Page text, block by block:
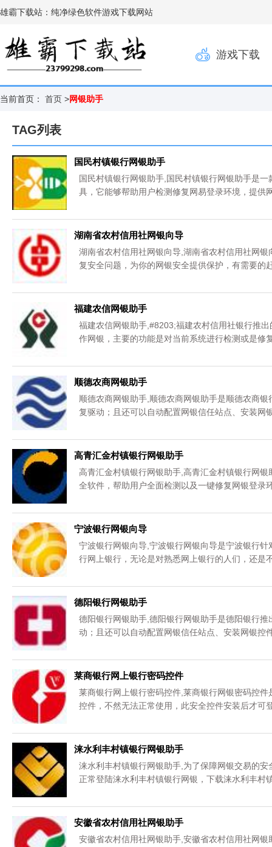
雄霸下载站：纯净绿色软件游戏下载网站
游戏下载
当前首页： 首页 >网银助手
TAG列表
国民村镇银行网银助手
国民村镇银行网银助手,国民村镇银行网银助手是
具，它能够帮助用户检测修复网易登录环境，提供
湖南省农村信用社网银向导
湖南省农村信用社网银向导,湖南省农村信用社网
复安全问题，为你的网银安全提供保护，有需要的
福建农信网银助手
福建农信网银助手,#8203;福建农村信用社银行推
作网银，主要的功能是对当前系统进行检测或是修
顺德农商网银助手
顺德农商网银助手,顺德农商网银助手是顺德农商
复驱动；且还可以自动配置网银信任站点、安装网
高青汇金村镇银行网银助手
高青汇金村镇银行网银助手,高青汇金村镇银行网
全软件，帮助用户全面检测以及一键修复网银登录
宁波银行网银向导
宁波银行网银向导,宁波银行网银向导是宁波银行
行网上银行，无论是对熟悉网上银行的人们，还是
德阳银行网银助手
德阳银行网银助手,德阳银行网银助手是德阳银行
动；且还可以自动配置网银信任站点、安装网银控
莱商银行网上银行密码控件
莱商银行网上银行密码控件,莱商银行网银密码控
控件，不然无法正常使用，此安全控件安装后才可
涞水利丰村镇银行网银助手
涞水利丰村镇银行网银助手,为了保障网银交易的
正常登陆涞水利丰村镇银行网银，下载涞水利丰
安徽省农村信用社网银助手
安徽省农村信用社网银助手,安徽省农村信用社网